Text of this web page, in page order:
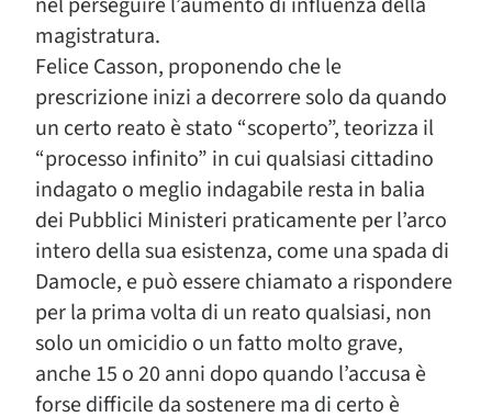
magistratura.
Felice Casson, proponendo che le
prescrizione inizi a decorrere solo da quando
un certo reato è stato “scoperto”, teorizza il
“processo infinito” in cui qualsiasi cittadino
indagato o meglio indagabile resta in balia
dei Pubblici Ministeri praticamente per l’arco
intero della sua esistenza, come una spada di
Damocle, e può essere chiamato a rispondere
per la prima volta di un reato qualsiasi, non
solo un omicidio o un fatto molto grave,
anche 15 o 20 anni dopo quando l’accusa è
forse difficile da sostenere ma di certo è